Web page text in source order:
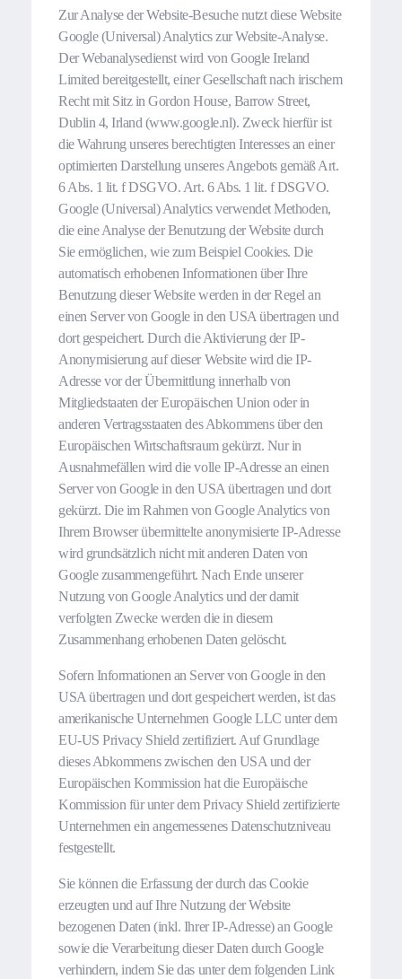
Zur Analyse der Website-Besuche nutzt diese Website
Google (Universal) Analytics zur Website-Analyse.
Der Webanalysedienst wird von Google Ireland
Limited bereitgestellt, einer Gesellschaft nach irischem
Recht mit Sitz in Gordon House, Barrow Street,
Dublin 4, Irland (www.google.nl). Zweck hierfür ist
die Wahrung unseres berechtigten Interesses an einer
optimierten Darstellung unseres Angebots gemäß Art.
6 Abs. 1 lit. f DSGVO. Art. 6 Abs. 1 lit. f DSGVO.
Google (Universal) Analytics verwendet Methoden,
die eine Analyse der Benutzung der Website durch
Sie ermöglichen, wie zum Beispiel Cookies. Die
automatisch erhobenen Informationen über Ihre
Benutzung dieser Website werden in der Regel an
einen Server von Google in den USA übertragen und
dort gespeichert. Durch die Aktivierung der IP-
Anonymisierung auf dieser Website wird die IP-
Adresse vor der Übermittlung innerhalb von
Mitgliedstaaten der Europäischen Union oder in
anderen Vertragsstaaten des Abkommens über den
Europäischen Wirtschaftsraum gekürzt. Nur in
Ausnahmefällen wird die volle IP-Adresse an einen
Server von Google in den USA übertragen und dort
gekürzt. Die im Rahmen von Google Analytics von
Ihrem Browser übermittelte anonymisierte IP-Adresse
wird grundsätzlich nicht mit anderen Daten von
Google zusammengeführt. Nach Ende unserer
Nutzung von Google Analytics und der damit
verfolgten Zwecke werden die in diesem
Zusammenhang erhobenen Daten gelöscht.
Sofern Informationen an Server von Google in den
USA übertragen und dort gespeichert werden, ist das
amerikanische Unternehmen Google LLC unter dem
EU-US Privacy Shield zertifiziert. Auf Grundlage
dieses Abkommens zwischen den USA und der
Europäischen Kommission hat die Europäische
Kommission für unter dem Privacy Shield zertifizierte
Unternehmen ein angemessenes Datenschutzniveau
festgestellt.
Sie können die Erfassung der durch das Cookie
erzeugten und auf Ihre Nutzung der Website
bezogenen Daten (inkl. Ihrer IP-Adresse) an Google
sowie die Verarbeitung dieser Daten durch Google
verhindern, indem Sie das unter dem folgenden Link